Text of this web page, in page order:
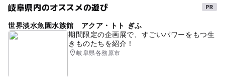
岐阜県内のオススメの遊び
世界淡水魚園水族館 アクア・トト ぎふ
期間限定の企画展で、すごいパワーをもつ生
きものたちを紹介！
岐阜県各務原市